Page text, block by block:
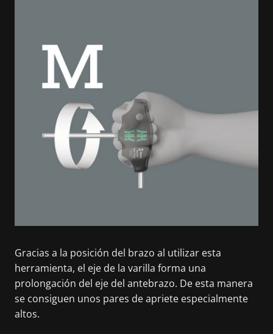
Gracias a la posición del brazo al utilizar esta
herramienta, el eje de la varilla forma una
prolongación del eje del antebrazo. De esta manera
se consiguen unos pares de apriete especialmente
altos.